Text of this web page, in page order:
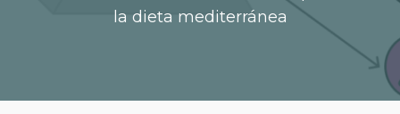
la dieta mediterránea